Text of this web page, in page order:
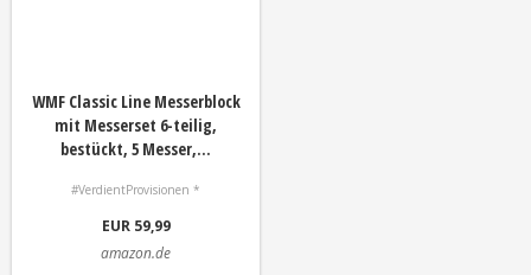
WMF Classic Line Messerblock
mit Messerset 6-teilig,
bestückt, 5 Messer,...
#VerdientProvisionen *
EUR 59,99
amazon.de